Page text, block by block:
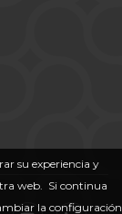
su experiencia y
web. Si continua
la configuración